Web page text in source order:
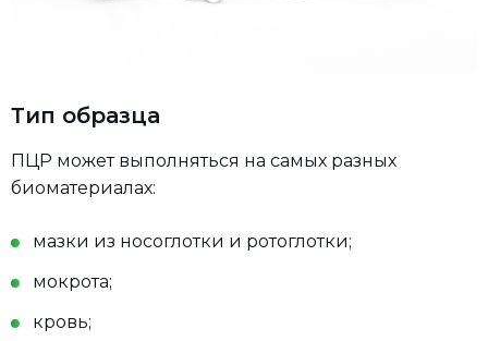
Тип образца
ПЦР может выполняться на самых разных
биоматериалах:
мазки из носоглотки и ротоглотки;
мокрота;
кровь;